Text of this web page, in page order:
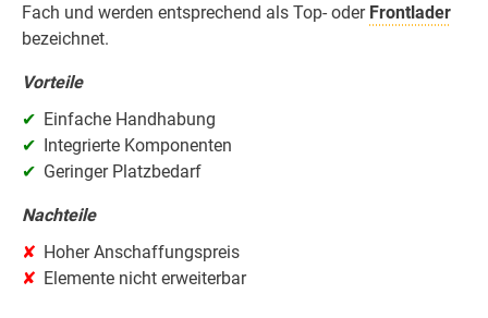
Fach und werden entsprechend als Top- oder Frontlader
bezeichnet.
Vorteile
Einfache Handhabung
Integrierte Komponenten
Geringer Platzbedarf
Nachteile
Hoher Anschaffungspreis
Elemente nicht erweiterbar